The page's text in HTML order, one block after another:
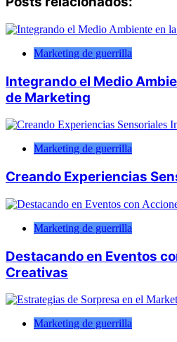
entradas
Marketing de guerrilla
Integrando el Medio
de Marketing
Marketing de guerrilla
Creando Experiencias
Marketing de guerrilla
Destacando en Eventos
Creativas
Marketing de guerrilla